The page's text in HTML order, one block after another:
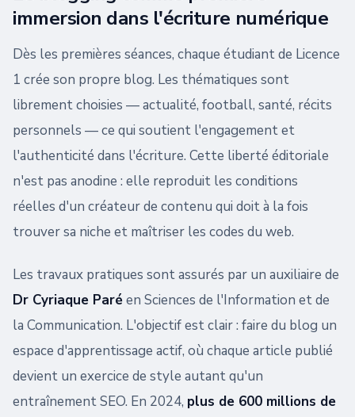
immersion dans l'écriture numérique
Dès les premières séances, chaque étudiant de Licence
1 crée son propre blog. Les thématiques sont
librement choisies — actualité, football, santé, récits
personnels — ce qui soutient l'engagement et
l'authenticité dans l'écriture. Cette liberté éditoriale
n'est pas anodine : elle reproduit les conditions
réelles d'un créateur de contenu qui doit à la fois
trouver sa niche et maîtriser les codes du web.
Les travaux pratiques sont assurés par un auxiliaire de
Dr Cyriaque Paréen Sciences de l'Information et de
la Communication. L'objectif est clair : faire du blog un
espace d'apprentissage actif, où chaque article publié
devient un exercice de style autant qu'un
entraînement SEO. En 2024, plus de 600 millions de